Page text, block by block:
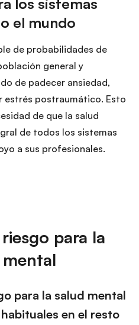
de probabilidades de
general y
de padecer ansiedad,
postraumático. Esto
de que la salud
de todos los sistemas
a sus profesionales.
para la
para la salud mental
en el resto